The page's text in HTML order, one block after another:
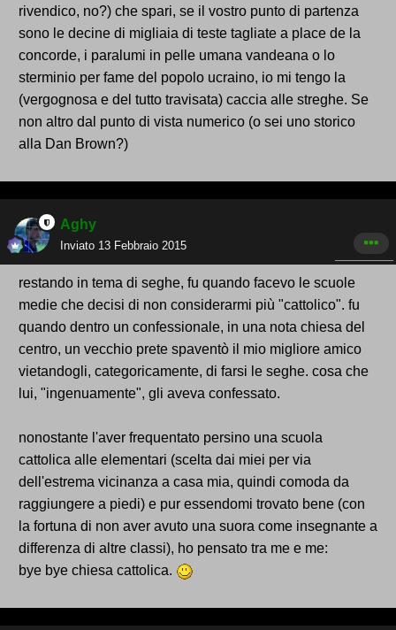
rivendico, no?) che spari, se il vostro punto di partenza
sono le decine di migliaia di teste tagliate a place de la
concorde, i paralumi in pelle umana vandeana o lo
sterminio per fame del popolo ucraino, io mi tengo la
(vergognosa e del tutto travisata) caccia alle streghe. Se
non altro dal punto di vista numerico (o sei uno storico
alla Dan Brown?)
Aghy
Inviato 13 Febbraio 2015
restando in tema di seghe, fu quando facevo le scuole
medie che decisi di non considerarmi più "cattolico". fu
quando dentro un confessionale, in una nota chiesa del
centro, un vecchio prete spaventò il mio migliore amico
vietandogli, categoricamente, di farsi le seghe. cosa che
lui, "ingenuamente", gli aveva confessato.
nonostante l'aver frequentato persino una scuola
cattolica alle elementari (scelta dai miei per via
dell'estrema vicinanza a casa mia, quindi comoda da
raggiungere a piedi) e pur essendomi trovato bene (con
la fortuna di non aver avuto una suora come insegnante a
differenza di altre classi), ho pensato tra me e me:
bye bye chiesa cattolica.